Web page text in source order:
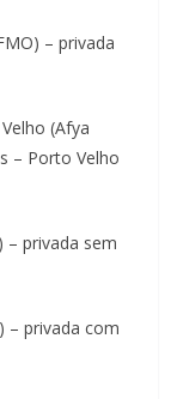
– privada
(Afya
– Porto Velho
privada sem
privada com